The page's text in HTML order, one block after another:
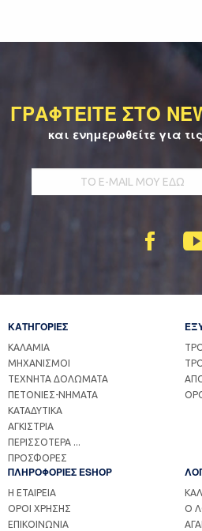
ΓΡΑΦΤΕΙΤΕ ΣΤΟ
και ενημερωθείτε για
ΚΑΤΗΓΟΡΙΕΣ
ΚΑΛΑΜΙΑ
ΜΗΧΑΝΙΣΜΟΙ
ΤΕΧΝΗΤΑ ΔΟΛΩΜΑΤΑ
ΠΕΤΟΝΙΕΣ-ΝΗΜΑΤΑ
ΚΑΤΑΔΥΤΙΚΑ
ΑΓΚΙΣΤΡΙΑ
ΠΕΡΙΣΣΟΤΕΡΑ ...
ΠΡΟΣΦΟΡΕΣ
ΠΛΗΡΟΦΟΡΙΕΣ ESHOP
Η ΕΤΑΙΡΕΙΑ
ΟΡΟΙ ΧΡΗΣΗΣ
ΕΠΙΚΟΙΝΩΝΙΑ
Ο